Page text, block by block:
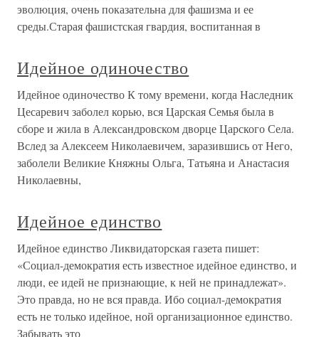
эволюция, очень показательна для фашизма и ее
среды.Старая фашистская гвардия, воспитанная в
Идейное одиночество
Идейное одиночество К тому времени, когда Наследник
Цесаревич заболел корью, вся Царская Семья была в
сборе и жила в Александровском дворце Царского Села.
Вслед за Алексеем Николаевичем, заразившись от Него,
заболели Великие Княжны Ольга, Татьяна и Анастасия
Николаевны,
Идейное единство
Идейное единство Ликвидаторская газета пишет:
«Социал-демократия есть известное идейное единство, и
люди, ее идей не признающие, к ней не принадлежат».
Это правда, но не вся правда. Ибо социал-демократия
есть не только идейное, ной организационное единство.
Забывать это